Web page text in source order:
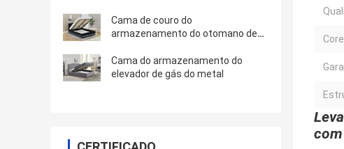
ouro
Cama de couro do
armazenamento do otomano de
Cama do armazenamento do
elevador de gás do metal